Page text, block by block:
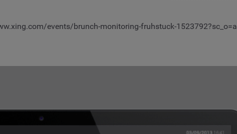
events/brunch-monitoring-fruhstuck-